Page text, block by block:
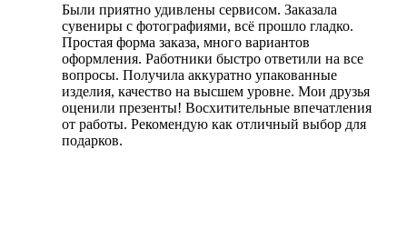
Были приятно удивлены сервисом. Заказала
сувениры с фотографиями, всё прошло гладко.
Простая форма заказа, много вариантов
оформления. Работники быстро ответили на все
вопросы. Получила аккуратно упакованные
изделия, качество на высшем уровне. Мои друзья
оценили презенты! Восхитительные впечатления
от работы. Рекомендую как отличный выбор для
подарков.